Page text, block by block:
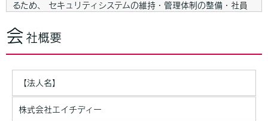
るため、 セキュリティシステムの維持・管理体制の整備・社員
厳重な管理を行ないます。
個人情報の利用目的
のご案内やご質問に対する回答として、電子メールや資料のご送
会 社概要
【法人名】
株式会社エイチディー